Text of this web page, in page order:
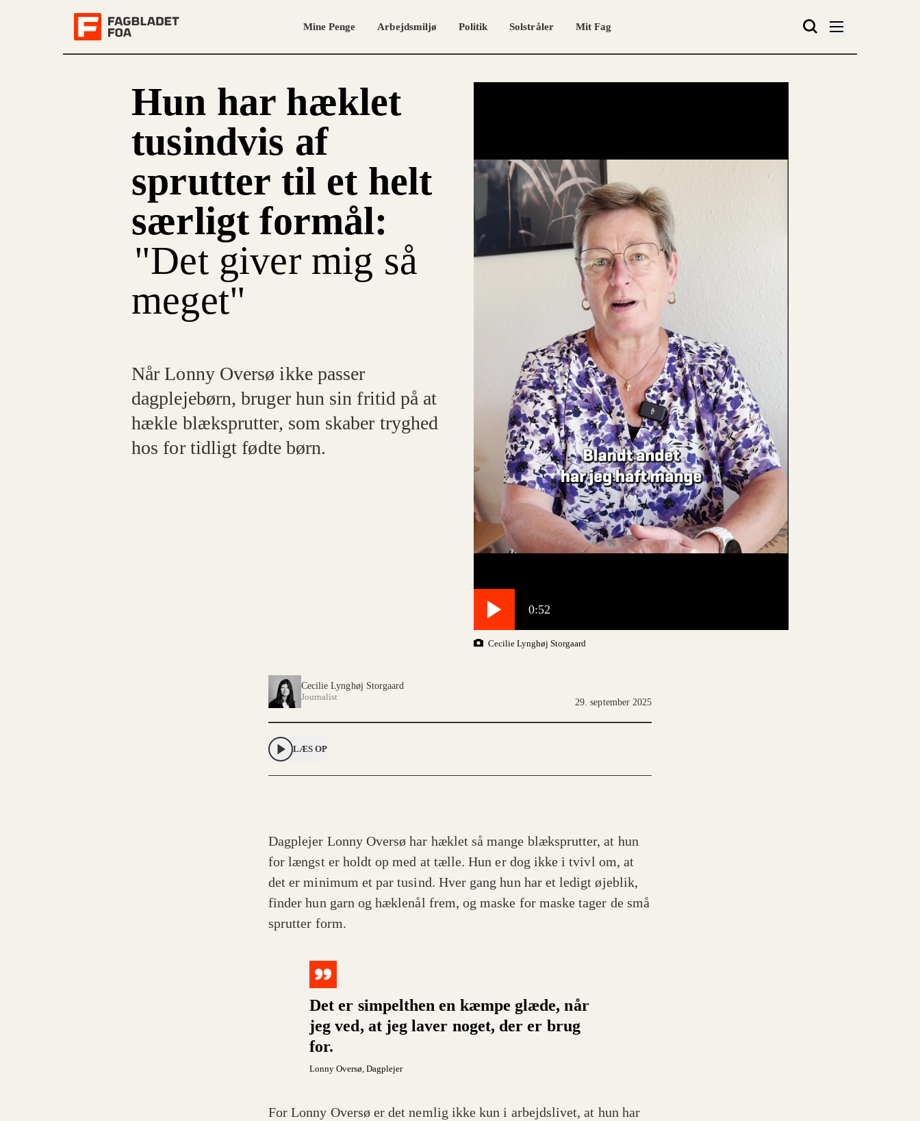
Mine Penge Arbejdsmiljø Politik Solstråler Mit Fag
Hun har hæklet
tusindvis af
sprutter til et helt
særligt formål:
"Det giver mig så
meget"
0:52
Cecilie Lynghøj Storgaard
Når Lonny Oversø ikke passer
dagplejebørn, bruger hun sin fritid på at
hækle blæksprutter, som skaber tryghed
hos for tidligt fødte børn.
Cecilie Lynghøj Storgaard
Journalist
29. september 2025
LÆS OP
Dagplejer Lonny Oversø har hæklet så mange blæksprutter, at hun
for længst er holdt op med at tælle. Hun er dog ikke i tvivl om, at
det er minimum et par tusind. Hver gang hun har et ledigt øjeblik,
finder hun garn og hæklenål frem, og maske for maske tager de små
sprutter form.
Det er simpelthen en kæmpe glæde, når
jeg ved, at jeg laver noget, der er brug
for.
Lonny Oversø, Dagplejer
For Lonny Oversø er det nemlig ikke kun i arbejdslivet, at hun har